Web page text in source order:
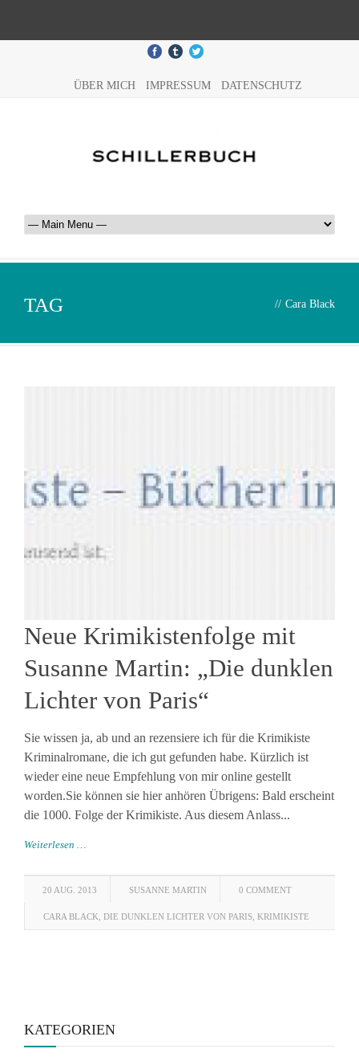
ÜBER MICH IMPRESSUM DATENSCHUTZ
TAG // Cara Black
Neue Krimikistenfolge mit
Susanne Martin: „Die dunklen
Lichter von Paris“
Sie wissen ja, ab und an rezensiere ich für die Krimikiste
Kriminalromane, die ich gut gefunden habe. Kürzlich ist
wieder eine neue Empfehlung von mir online gestellt
worden.Sie können sie hier anhören Übrigens: Bald erscheint
die 1000. Folge der Krimikiste. Aus diesem Anlass...
Weiterlesen …
20 AUG. 2013 SUSANNE MARTIN 0 COMMENT
CARA BLACK DIE DUNKLEN LICHTER VON PARIS KRIMIKISTE
KATEGORIEN